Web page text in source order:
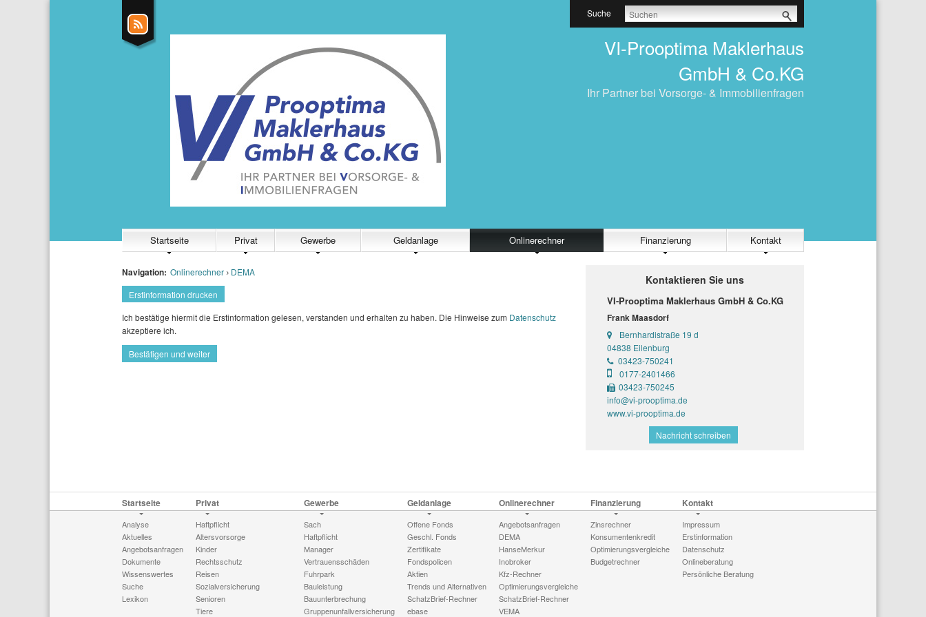
Suche
VI-Prooptima Maklerhaus
GmbH & Co.KG
Ihr Partner bei Vorsorge- & Immobilienfragen
Startseite Privat Gewerbe Geldanlage Onlinerechner Finanzierung Kontakt
Navigation: Onlinerechner
DEMA
Erstinformation drucken
Ich bestätige hiermit die Erstinformation gelesen, verstanden und erhalten zu haben. Die Hinweise zum Datenschutz
akzeptiere ich.
Bestätigen und weiter
Kontaktieren Sie uns
VI-Prooptima Maklerhaus GmbH & Co.KG
Frank Maasdorf
Bernhardistraße 19 d
04838 Eilenburg
03423-750241
0177-2401466
03423-750245
info@vi-prooptima.de
www.vi-prooptima.de
Nachricht schreiben
Startseite
Analyse
Aktuelles
Angebotsanfragen
Dokumente
Wissenswertes
Suche
Lexikon
Privat
Haftpflicht
Altersvorsorge
Kinder
Rechtsschutz
Reisen
Sozialversicherung
Senioren
Tiere
Gewerbe
Sach
Haftpflicht
Manager
Vertrauensschäden
Fuhrpark
Bauleistung
Bauunterbrechung
Gruppenunfallversicherung
Geldanlage
Offene Fonds
Geschl. Fonds
Zertifikate
Fondspolicen
Aktien
Trends und Alternativen
SchatzBrief-Rechner
ebase
Onlinerechner
Angebotsanfragen
DEMA
HanseMerkur
Inobroker
Kfz-Rechner
Optimierungsvergleiche
SchatzBrief-Rechner
VEMA
Finanzierung
Zinsrechner
Konsumentenkredit
Optimierungsvergleiche
Budgetrechner
Kontakt
Impressum
Erstinformation
Datenschutz
Onlineberatung
Persönliche Beratung